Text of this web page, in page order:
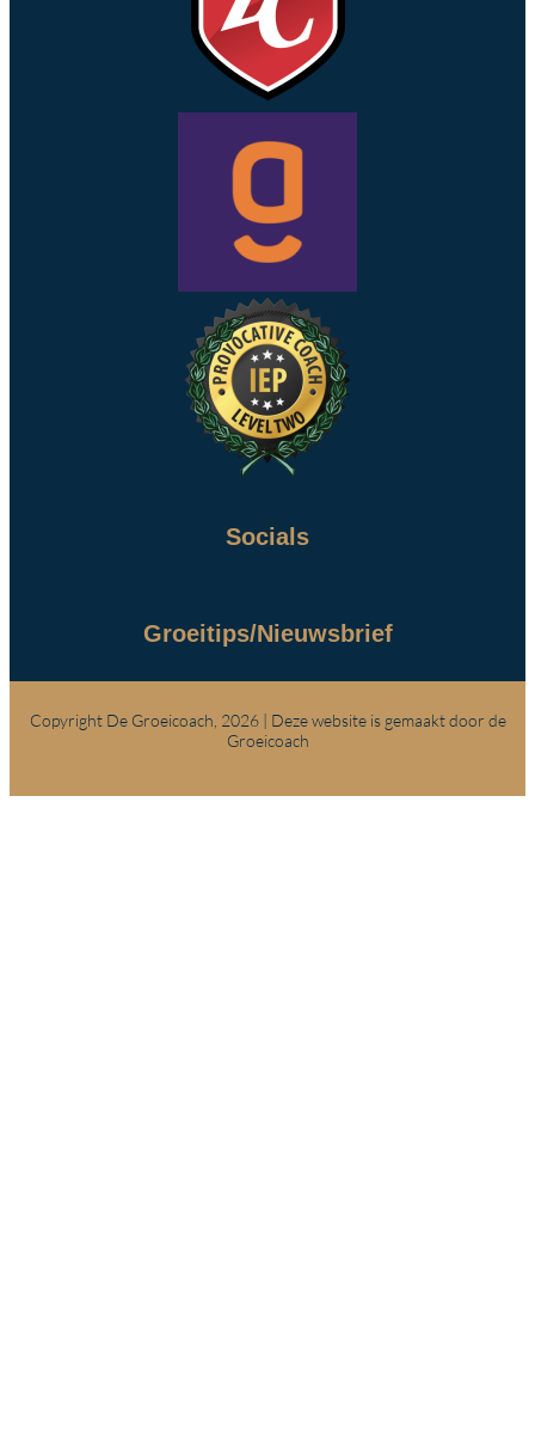
Socials
Groeitips/Nieuwsbrief
Copyright De Groeicoach, 2026 | Deze website is gemaakt door de
Groeicoach